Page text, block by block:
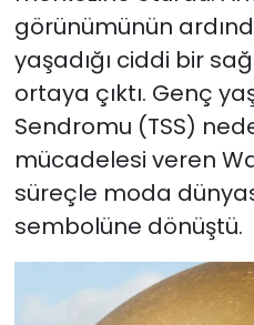
görünümünün
yaşadığı ciddi bir
ortaya çıktı. Genç
Sendromu (TSS)
mücadelesi veren
süreçle moda
sembolüne dönüştü.